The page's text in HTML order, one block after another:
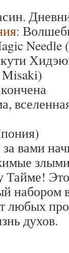
Needle
вами
Тайме!
набором
любых
духов.